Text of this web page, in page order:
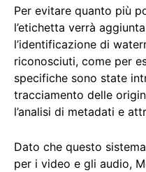
Per evitare quanto più
l’etichetta verrà
l’identificazione di
riconosciuti, come per
specifiche sono state
tracciamento delle
l’analisi di metadati e
Dato che questo
per i video e gli audio,